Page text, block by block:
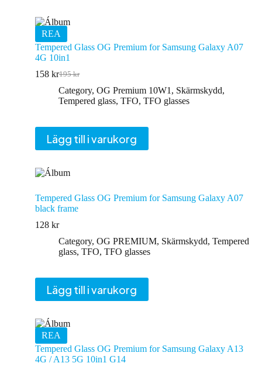
REA
Tempered Glass OG Premium for Samsung Galaxy A07
4G 10in1
195kr
Det
ursprungliga
priset
158 krDet
nuvarande
priset
Category, OG Premium 10W1 , Skärmskydd,
Tempered glass, TFO, TFO glasses
Lägg till i varukorg
Tempered Glass OG Premium for Samsung Galaxy A07
black frame
128 kr
Category, OG PREMIUM, Skärmskydd, Tempered
glass, TFO, TFO glasses
Lägg till i varukorg
REA
Tempered Glass OG Premium for Samsung Galaxy A13
4G / A13 5G 10in1 G14